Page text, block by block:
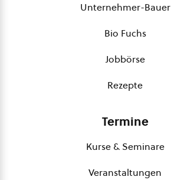
Unternehmer-Bauer
Bio Fuchs
Jobbörse
Rezepte
Termine
Kurse & Seminare
Veranstaltungen